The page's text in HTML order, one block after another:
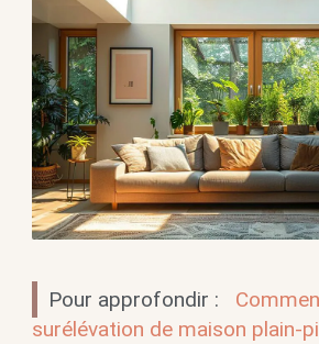
Pour approfondir :
surélévation de maison plain-